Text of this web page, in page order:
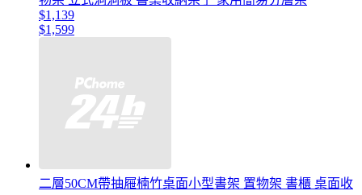
$1,139
$1,599
二層50CM帶抽屜楠竹桌面小型書架 置物架 書櫃 桌面收